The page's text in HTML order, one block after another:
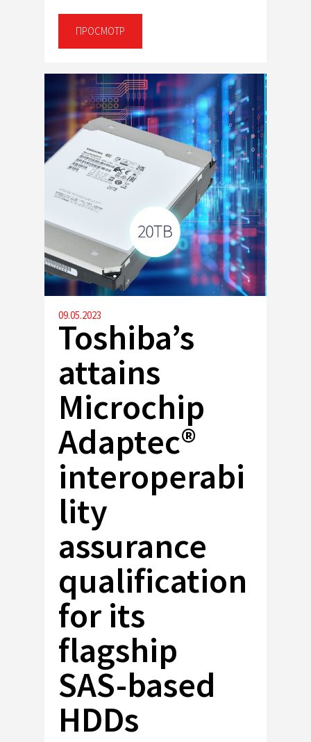
ПРОСМОТР
09.05.2023
Toshiba’s
attains
Microchip
Adaptec®
interoperabi
lity
assurance
qualification
for its
flagship
SAS-based
HDDs